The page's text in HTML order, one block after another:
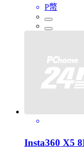
P幣
Insta360 X5